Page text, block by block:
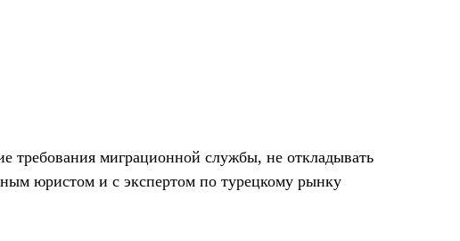
требования миграционной службы, не откладывать
юристом и с экспертом по турецкому рынку